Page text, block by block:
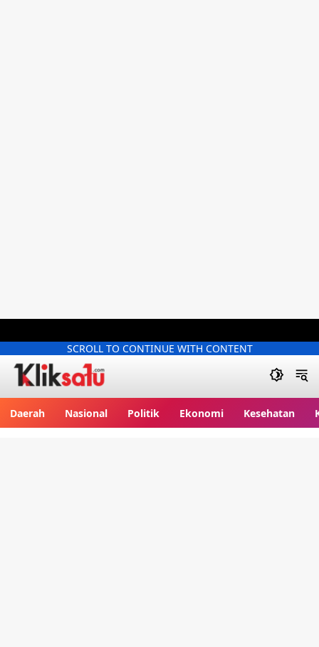
SCROLL TO CONTINUE WITH CONTENT
Daerah Nasional Politik Ekonomi Kesehatan